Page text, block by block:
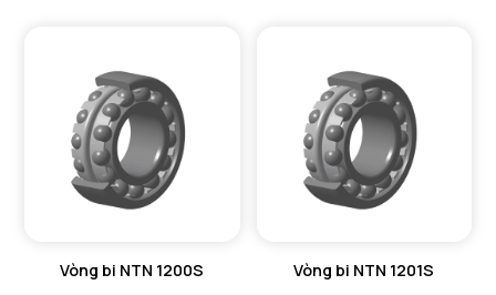
Vòng bi NTN 1200S Vòng bi NTN 1201S